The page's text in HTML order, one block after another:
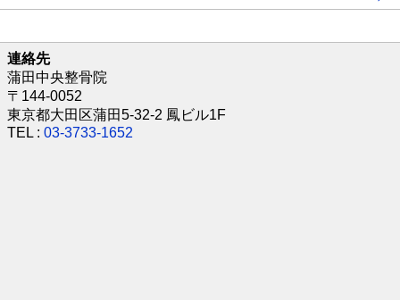
連絡先
蒲田中央整骨院
〒144-0052
東京都大田区蒲田5-32-2 鳳ビル1F
TEL : 03-3733-1652